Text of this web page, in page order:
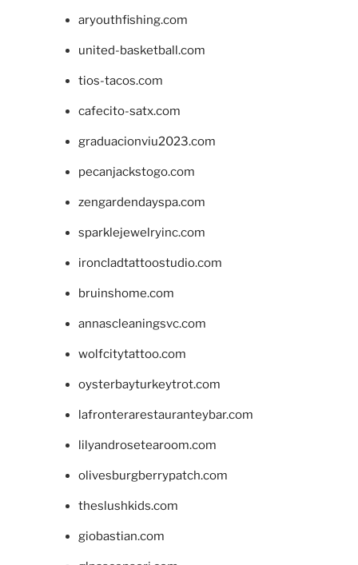
aryouthfishing.com
united-basketball.com
tios-tacos.com
cafecito-satx.com
graduacionviu2023.com
pecanjackstogo.com
zengardendayspa.com
sparklejewelryinc.com
ironcladtattoostudio.com
bruinshome.com
annascleaningsvc.com
wolfcitytattoo.com
oysterbayturkeytrot.com
lafronterarestauranteybar.com
lilyandrosetearoom.com
olivesburgberrypatch.com
theslushkids.com
giobastian.com